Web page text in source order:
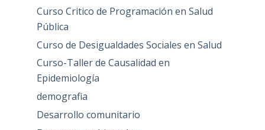
Curso Critico de Programación en Salud
Pública
Curso de Desigualdades Sociales en Salud
Curso-Taller de Causalidad en
Epidemiología
demografia
Desarrollo comunitario